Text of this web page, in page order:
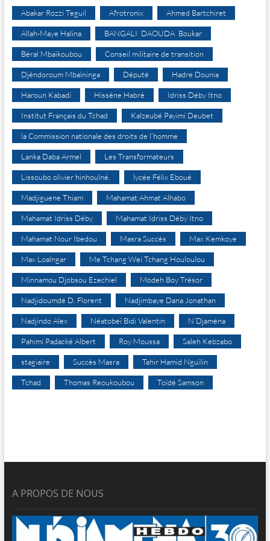
Abakar Rozzi Teguil Afrotronix Ahmed Bartchiret
Allah-Maye Halina BANGALI DAOUDA Boukar
Béral Mbaïkoubou Conseil militaire de transition
Djéndoroum Mbaïninga Député Hadre Dounia
Haroun Kabadi Hissène Habré Idriss Déby Itno
Institut Français du Tchad Kalzeubé Payimi Deubet
la Commission nationale des droits de l’homme
Lanka Daba Armel Les Transformateurs
Lissoubo olivier hinhoulné. lycée Félix Eboué
Madjiguene Thiam Mahamat Ahmat Alhabo
Mahamat Idriss Déby Mahamat Idriss Déby Itno
Mahamat Nour Ibedou Masra Succès Max Kemkoye
Max Loalngar Me Tchang Wei Tchang Houloulou
Minnamou Djobsou Ezechiel Modeh Boy Trésor
Nadjidoumdé D. Florent Nadjimbaye Dana Jonathan
Nadjindo Alex Néatobeï Bidi Valentin N’Djaména
Pahimi Padacké Albert Roy Moussa Saleh Kebzabo
stagiaire Succès Masra Tahir Hamid Nguilin
Tchad Thomas Reoukoubou Toïdé Samson
A PROPOS DE NOUS